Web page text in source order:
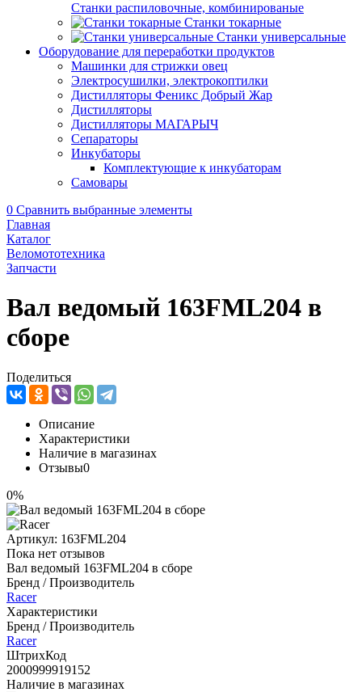
Станки распиловочные, комбинированые
Станки токарные
Станки универсальные
Оборудование для переработки продуктов
Машинки для стрижки овец
Электросушилки, электрокоптилки
Дистилляторы Феникс Добрый Жар
Дистилляторы
Дистилляторы МАГАРЫЧ
Сепараторы
Инкубаторы
Комплектующие к инкубаторам
Самовары
0 Сравнить выбранные элементы
Главная
Каталог
Веломототехника
Запчасти
Вал ведомый 163FML204 в
сборе
Поделиться
Описание
Характеристики
Наличие в магазинах
Отзывы0
0%
Артикул: 163FML204
Пока нет отзывов
Вал ведомый 163FML204 в сборе
Бренд / Производитель
Racer
Характеристики
Бренд / Производитель
Racer
ШтрихКод
2000999919152
Наличие в магазинах